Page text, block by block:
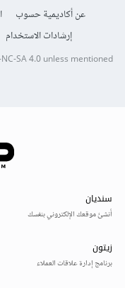
عن أكاديمية حسوب
إرشادات الاستخدام
NC-SA 4.0unless mentioned